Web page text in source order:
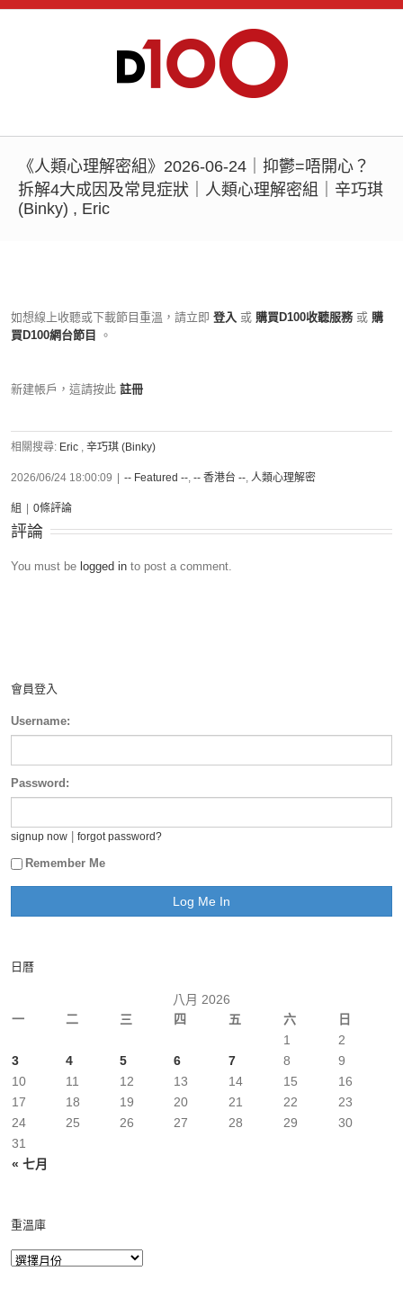
《人類心理解密組》2026-06-24｜抑鬱=唔開心？
拆解4大成因及常見症狀｜人類心理解密組｜辛巧琪
(Binky) , Eric
如想線上收聽或下載節目重溫，請立即 登入 或 購買D100收聽服務 或 購
買D100網台節目
。
新建帳戶，這請按此 註冊
相關搜尋: Eric , 辛巧琪 (Binky)
2026/06/24 18:00:09 -- Featured --, -- 香港台 --, 人類心理解密
組 0條評論
評論
You must be logged in to post a comment.
會員登入
Username:
Password:
signup now forgot password?
Remember Me
日曆
八月 2026
一
二 三 四 五 六 日
« 七月
1
2
3
4 5 6 7 8
9
10
11 12 13 14 15
16
17
18 19 20 21 22
23
24
25 26 27 28 29
30
31
重溫庫